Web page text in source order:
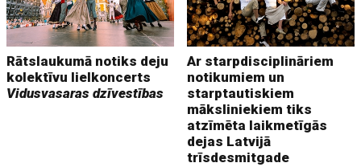
Rātslaukumā notiks deju
kolektīvu lielkoncerts
Vidusvasaras dzīvestības
Ar starpdisciplināriem
notikumiem un
starptautiskiem
māksliniekiem tiks
atzīmēta laikmetīgās
dejas Latvijā
trīsdesmitgade